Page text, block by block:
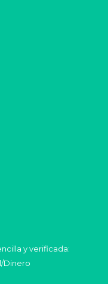
y verificada:
Dinero